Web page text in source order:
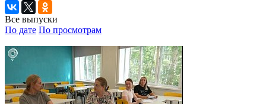
Все выпуски
По дате По просмотрам